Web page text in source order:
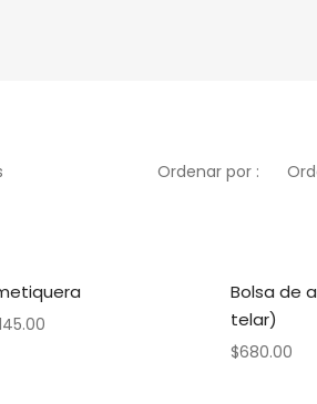
Ordenar por :
Bolsa de
telar)
$680.00